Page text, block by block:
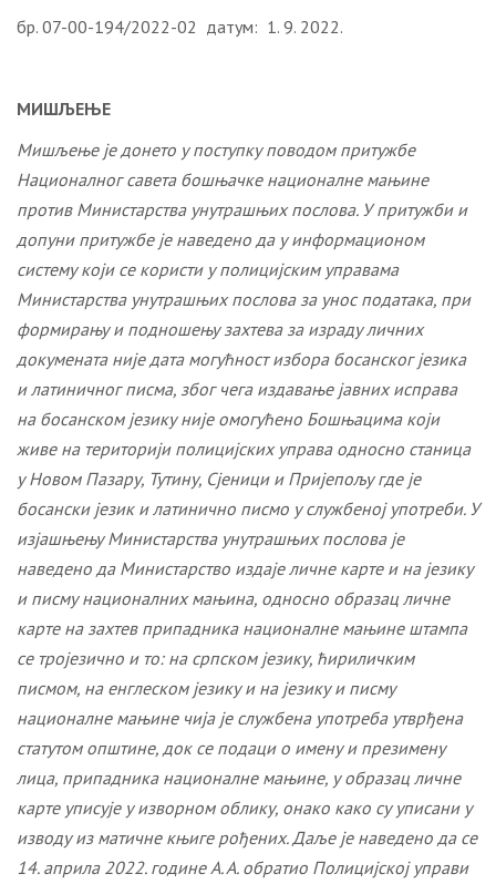
бр. 07-00-194/2022-02 датум: 1. 9. 2022.
МИШЉЕЊЕ
Мишљење je донето у поступку поводом притужбе
Националног савета бошњачке националне мањине
против Министарства унутрашњих послова. У притужби и
допуни притужбе је наведено да у информационом
систему који се користи у полицијским управама
Министарства унутрашњих послова за унос података, при
формирању и подношењу захтева за израду личних
докумената није дата могућност избора босанског језика
и латиничног писма, због чега издавање јавних исправа
на босанском језику није омогућено Бошњацима који
живе на територији полицијских управа односно станица
у Новом Пазару, Тутину, Сјеници и Пријепољу где је
босански језик и латинично писмо у службеној употреби. У
изјашњењу Министарства унутрашњих послова је
наведено да Министарство издаје личне карте и на језику
и писму националних мањина, односно образац личне
карте на захтев припадника националне мањине штампа
се тројезично и то: на српском језику, ћириличким
писмом, на енглеском језику и на језику и писму
националне мањине чија је службена употреба утврђена
статутом општине, док се подаци о имену и презимену
лица, припадника националне мањине, у образац личне
карте уписује у изворном облику, онако како су уписани у
изводу из матичне књиге рођених. Даље је наведено да се
14. априла 2022. годинеA. A.обратио Полицијској управи